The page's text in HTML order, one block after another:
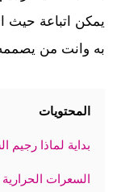
يمكن اتباعة حيث
به وانت من
المحتويات
بداية لماذا رجيم
السعرات